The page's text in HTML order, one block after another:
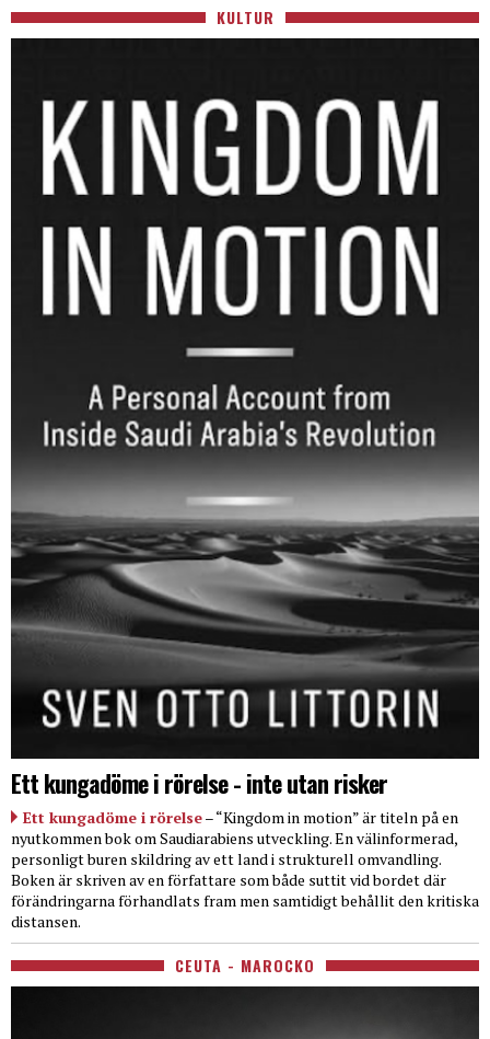
KULTUR
Ett kungadöme i rörelse - inte utan risker
Ett kungadöme i rörelse– “Kingdom in motion” är titeln på en
nyutkommen bok om Saudiarabiens utveckling. En välinformerad,
personligt buren skildring av ett land i strukturell omvandling.
Boken är skriven av en författare som både suttit vid bordet där
förändringarna förhandlats fram men samtidigt behållit den kritiska
distansen.
CEUTA - MAROCKO